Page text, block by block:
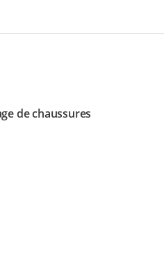
de chaussures